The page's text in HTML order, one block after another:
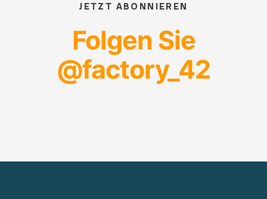
JETZT ABONNIEREN
Folgen Sie
@factory_42